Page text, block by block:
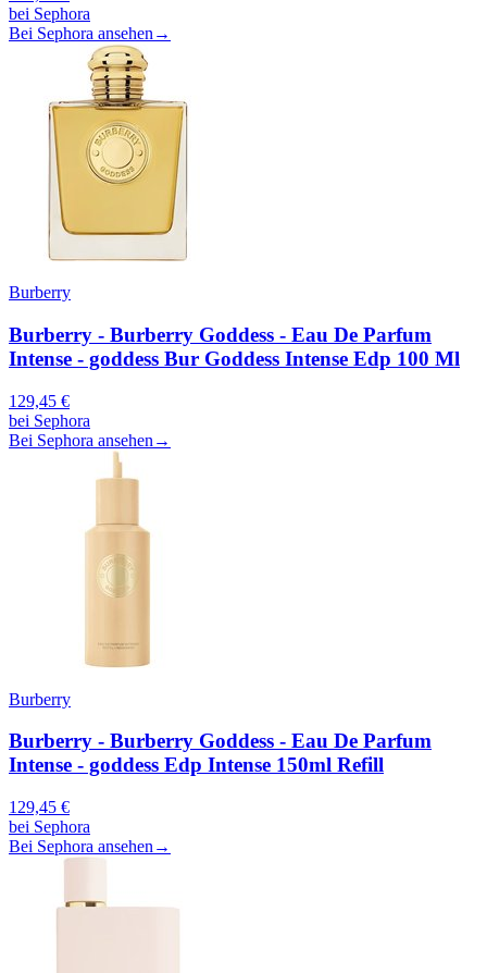
bei Sephora
Bei Sephora ansehen →
Burberry
Burberry - Burberry Goddess - Eau De Parfum
Intense - goddess Bur Goddess Intense Edp 100 Ml
129,45 €
bei Sephora
Bei Sephora ansehen →
Burberry
Burberry - Burberry Goddess - Eau De Parfum
Intense - goddess Edp Intense 150ml Refill
129,45 €
bei Sephora
Bei Sephora ansehen →